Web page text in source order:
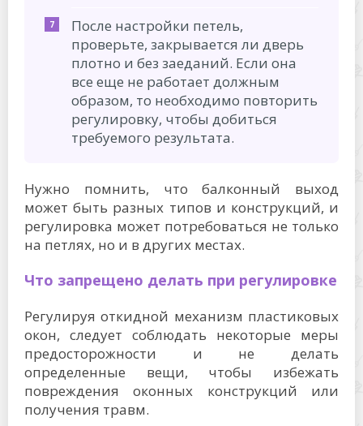
После настройки петель,
проверьте, закрывается ли дверь
плотно и без заеданий. Если она
все еще не работает должным
образом, то необходимо повторить
регулировку, чтобы добиться
требуемого результата.
Нужно помнить, что балконный выход
может быть разных типов и конструкций, и
регулировка может потребоваться не только
на петлях, но и в других местах.
Что запрещено делать при регулировке
Регулируя откидной механизм пластиковых
окон, следует соблюдать некоторые меры
предосторожности и не делать
определенные вещи, чтобы избежать
повреждения оконных конструкций или
получения травм.